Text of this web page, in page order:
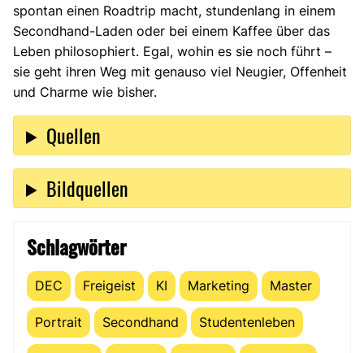
spontan einen Roadtrip macht, stundenlang in einem
Secondhand-Laden oder bei einem Kaffee über das
Leben philosophiert. Egal, wohin es sie noch führt –
sie geht ihren Weg mit genauso viel Neugier, Offenheit
und Charme wie bisher.
Quellen
Bildquellen
Schlagwörter
DEC Freigeist KI Marketing Master
Portrait Secondhand Studentenleben